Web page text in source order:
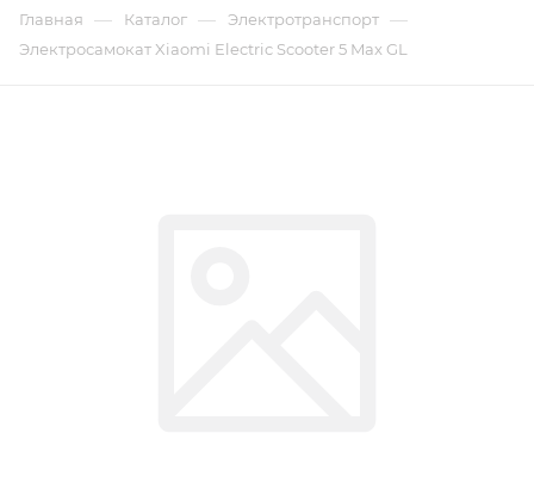
Главная — Каталог — Электротранспорт —
Электросамокат Xiaomi Electric Scooter 5 Max GL